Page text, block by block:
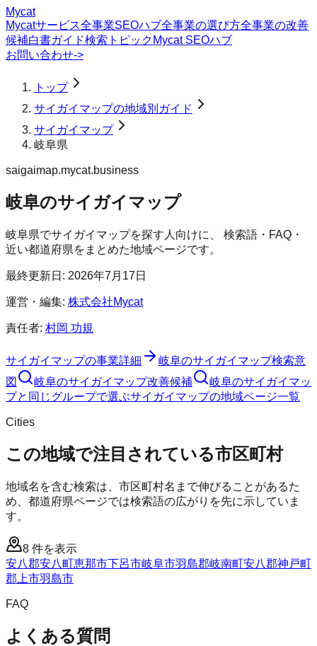
Mycat
Mycatサービス全事業SEOハブ全事業の選び方全事業の改善
候補白書ガイド検索トピック Mycat SEOハブ
お問い合わせ->
トップ
サイガイマップの地域別ガイド
サイガイマップ
岐阜県
saigaimap.mycat.business
岐阜のサイガイマップ
岐阜県でサイガイマップを探す人向けに、 検索語・FAQ・
近い都道府県をまとめた地域ページです。
最終更新日: 2026年7月17日
運営・編集: 株式会社Mycat
責任者: 村岡 功規
サイガイマップの事業詳細
岐阜のサイガイマップ検索意
図
岐阜のサイガイマップ改善候補
岐阜のサイガイマッ
プと同じグループで選ぶサイガイマップの地域ページ一覧
Cities
この地域で注目されている市区町村
地域名を含む検索は、市区町村名まで伸びることがあるた
め、都道府県ページでは検索語の広がりを先に示していま
す。
8 件を表示
安八郡安八町恵那市下呂市岐阜市羽島郡岐南町安八郡神戸町
郡上市羽島市
FAQ
よくある質問